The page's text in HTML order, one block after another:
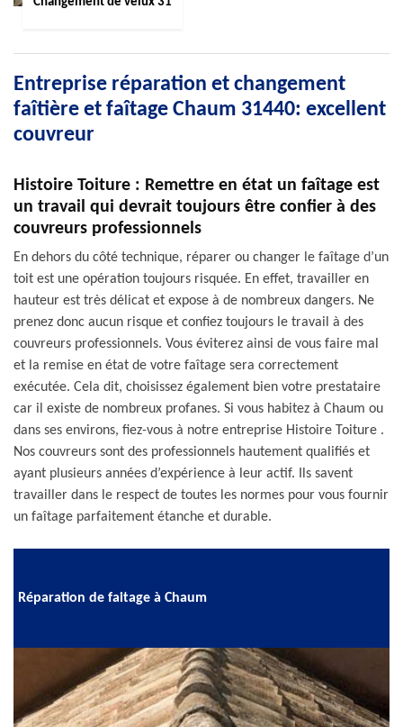
Entreprise réparation et changement
faîtière et faîtage Chaum 31440: excellent
couvreur
Histoire Toiture : Remettre en état un faîtage est
un travail qui devrait toujours être confier à des
couvreurs professionnels
En dehors du côté technique, réparer ou changer le faîtage d’un
toit est une opération toujours risquée. En effet, travailler en
hauteur est très délicat et expose à de nombreux dangers. Ne
prenez donc aucun risque et confiez toujours le travail à des
couvreurs professionnels. Vous éviterez ainsi de vous faire mal
et la remise en état de votre faîtage sera correctement
exécutée. Cela dit, choisissez également bien votre prestataire
car il existe de nombreux profanes. Si vous habitez à Chaum ou
dans ses environs, fiez-vous à notre entreprise Histoire Toiture .
Nos couvreurs sont des professionnels hautement qualifiés et
ayant plusieurs années d’expérience à leur actif. Ils savent
travailler dans le respect de toutes les normes pour vous fournir
un faîtage parfaitement étanche et durable.
Réparation de faitage à Chaum